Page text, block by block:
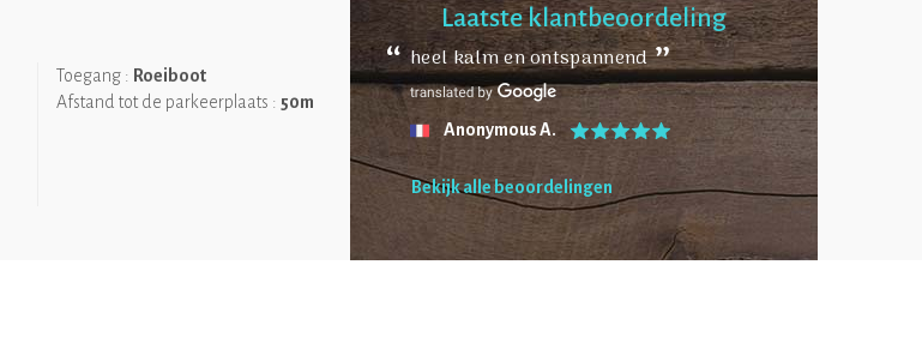
Toegang : Roeiboot
Afstand tot de parkeerplaats : 50m
Laatste klantbeoordeling
heel kalm en ontspannend
Anonymous A.
Bekijk alle beoordelingen